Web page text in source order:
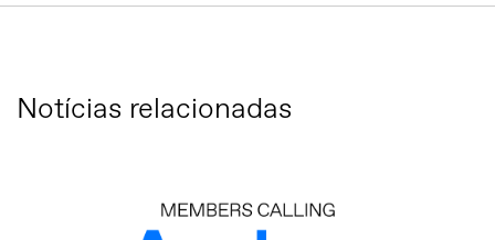
Notícias relacionadas